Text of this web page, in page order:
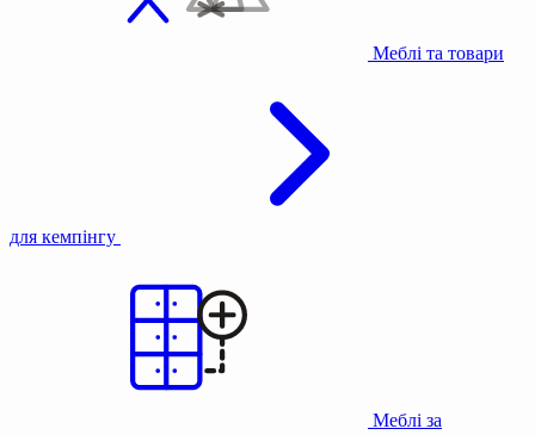
Меблі та товари
для кемпінгу
Меблі за